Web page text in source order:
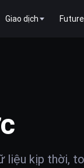
Giao dịch
liệu kịp thời,